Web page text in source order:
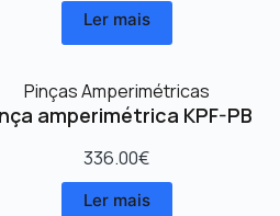
Ler mais
Pinças Amperimétricas
amperimétrica KPF-PB
336.00€
Ler mais